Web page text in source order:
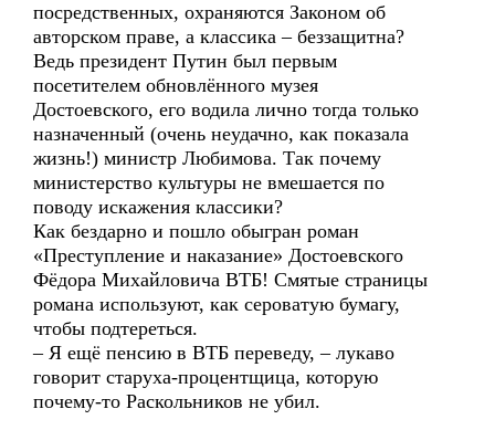
посредственных, охраняются Законом об
авторском праве, а классика – беззащитна?
Ведь президент Путин был первым
посетителем обновлённого музея
Достоевского, его водила лично тогда только
назначенный (очень неудачно, как показала
жизнь!) министр Любимова. Так почему
министерство культуры не вмешается по
поводу искажения классики?
Как бездарно и пошло обыгран роман
«Преступление и наказание» Достоевского
Фёдора Михайловича ВТБ! Смятые страницы
романа используют, как сероватую бумагу,
чтобы подтереться.
– Я ещё пенсию в ВТБ переведу, – лукаво
говорит старуха-процентщица, которую
почему-то Раскольников не убил.